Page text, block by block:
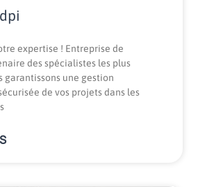
expertise ! Entreprise de
des spécialistes les plus
garantissons une gestion
de vos projets dans les